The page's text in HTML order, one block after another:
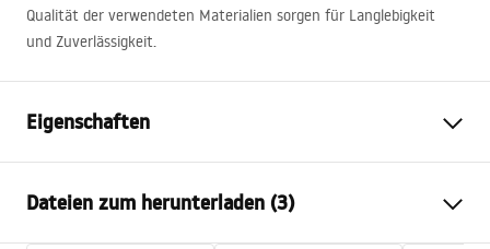
Qualität der verwendeten Materialien sorgen für Langlebigkeit
und Zuverlässigkeit.
Eigenschaften
Material
Edelstahl, Messing
Dateien zum herunterladen (3)